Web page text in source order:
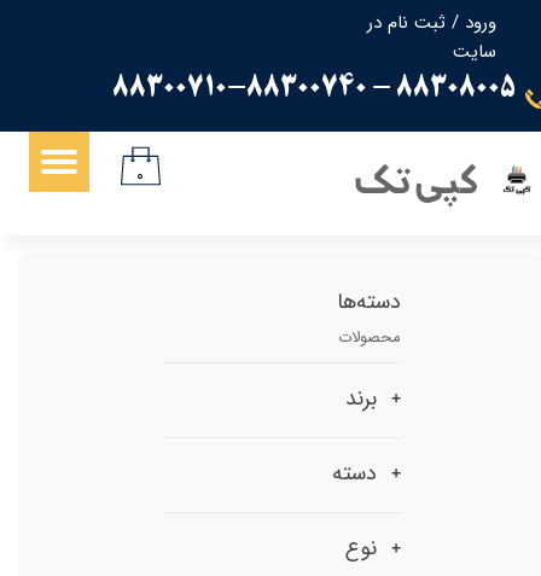
ورود / ثبت نام در
سایت
حساب کاربری من
تغییر گذر واژه
سفارشات
88308005 - 88300710-88300740
کپی تک ۰
دسته‌ها
محصولات
برند
دسته
نوع